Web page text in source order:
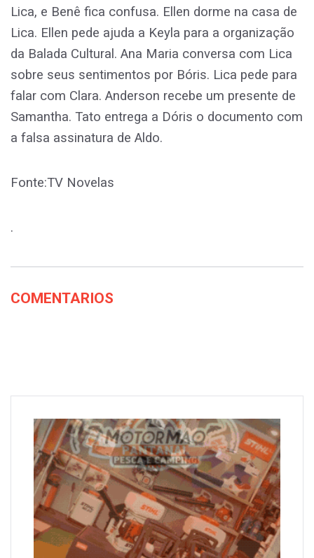
Lica, e Benê fica confusa. Ellen dorme na casa de
Lica. Ellen pede ajuda a Keyla para a organização
da Balada Cultural. Ana Maria conversa com Lica
sobre seus sentimentos por Bóris. Lica pede para
falar com Clara. Anderson recebe um presente de
Samantha. Tato entrega a Dóris o documento com
a falsa assinatura de Aldo.
Fonte:TV Novelas
.
COMENTARIOS